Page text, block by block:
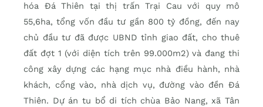
hóa Đá Thiên tại thị trấn Trại Cau với quy mô
55,6ha, tổng vốn đầu tư gần 800 tỷ đồng, đến nay
chủ đầu tư đã được UBND tỉnh giao đất, cho thuê
đất đợt 1 (với diện tích trên 99.000m2) và đang thi
công xây dựng các hạng mục nhà điều hành, nhà
khách, cổng vào, nhà dịch vụ, đường vào đền Đá
Thiên. Dự án tu bổ di tích chùa Bảo Nang, xã Tân